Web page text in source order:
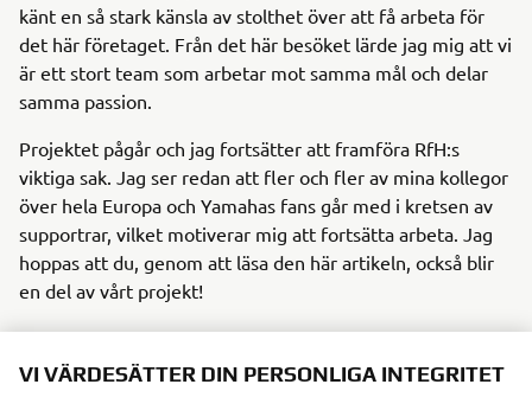
känt en så stark känsla av stolthet över att få arbeta för
det här företaget. Från det här besöket lärde jag mig att vi
är ett stort team som arbetar mot samma mål och delar
samma passion.
Projektet pågår och jag fortsätter att framföra RfH:s
viktiga sak. Jag ser redan att fler och fler av mina kollegor
över hela Europa och Yamahas fans går med i kretsen av
supportrar, vilket motiverar mig att fortsätta arbeta. Jag
hoppas att du, genom att läsa den här artikeln, också blir
en del av vårt projekt!
Läs mer om Riders for Healthhär.
VI VÄRDESÄTTER DIN PERSONLIGA INTEGRITET